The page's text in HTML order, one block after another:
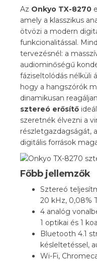
Az Onkyo TX-8270
amely a klasszikus
ötvözi a modern
funkcionalitással.
tervezésnél: a
audiominőségű
fáziseltolódás nélküli
hogy a hangszórók
dinamikusan
sztereó erősítő
szeretnék élvezni a
részletgazdagságát,
digitális források
Főbb jellemzők
Sztereó
20 kHz, 0,08%
4 analóg
1 optikai és 1
Bluetooth 4.1
késleltetéssel,
Wi-Fi,